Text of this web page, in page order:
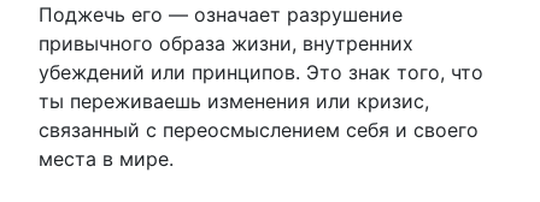
Поджечь его — означает разрушение
привычного образа жизни, внутренних
убеждений или принципов. Это знак того, что
ты переживаешь изменения или кризис,
связанный с переосмыслением себя и своего
места в мире.